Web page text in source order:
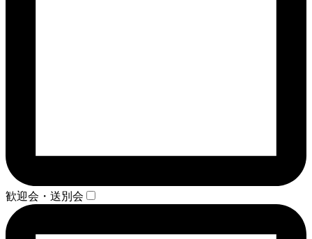
歓迎会・送別会